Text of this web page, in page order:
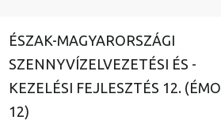
ÉSZAK-MAGYARORSZÁGI
SZENNYVÍZELVEZETÉSI ÉS -
KEZELÉSI FEJLESZTÉS 12. (ÉMO
12)